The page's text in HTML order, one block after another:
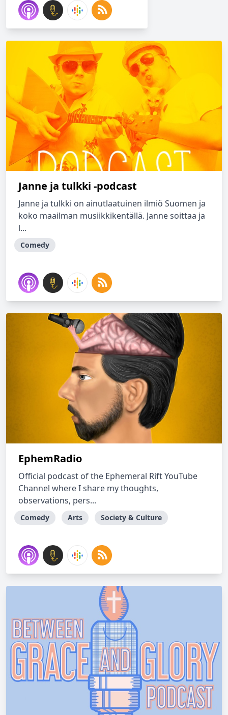
Janne ja tulkki -podcast
Janne ja tulkki on ainutlaatuinen ilmiö Suomen ja
koko maailman musiikkikentällä. Janne soittaa ja
l...
Comedy
EphemRadio
Official podcast of the Ephemeral Rift YouTube
Channel where I share my thoughts,
observations, pers...
Comedy Arts Society & Culture